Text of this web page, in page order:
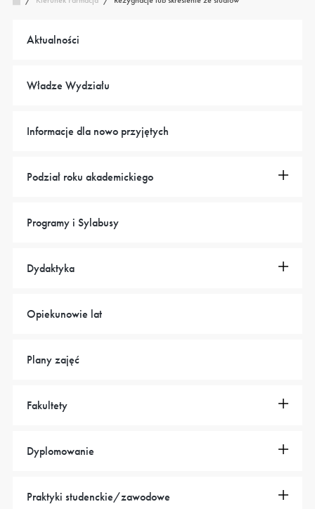
Aktualności
Władze Wydziału
Informacje dla nowo przyjętych
Podział roku akademickiego
Programy i Sylabusy
Dydaktyka
Opiekunowie lat
Plany zajęć
Fakultety
Dyplomowanie
Praktyki studenckie/zawodowe